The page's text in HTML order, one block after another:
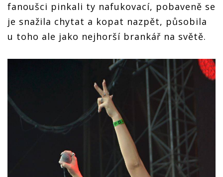
fanoušci pinkali ty nafukovací, pobaveně se
je snažila chytat a kopat nazpět, působila
u toho ale jako nejhorší brankář na světě.